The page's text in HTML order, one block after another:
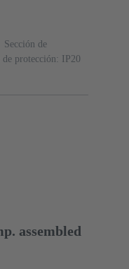
Sección de
de protección: IP20
assembled